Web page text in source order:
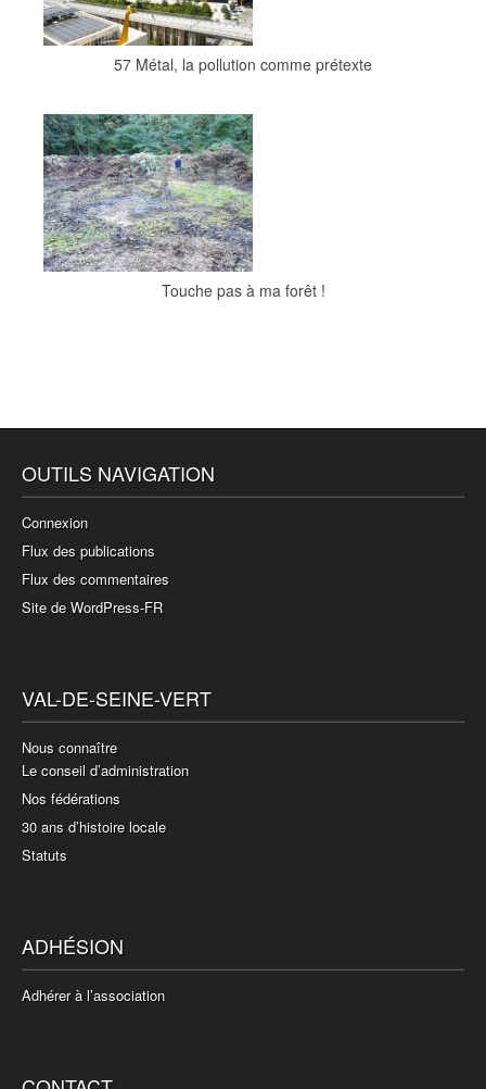
57 Métal, la pollution comme prétexte
Touche pas à ma forêt !
OUTILS NAVIGATION
Connexion
Flux des publications
Flux des commentaires
Site de WordPress-FR
VAL-DE-SEINE-VERT
Nous connaître
Le conseil d’administration
Nos fédérations
30 ans d’histoire locale
Statuts
ADHÉSION
Adhérer à l’association